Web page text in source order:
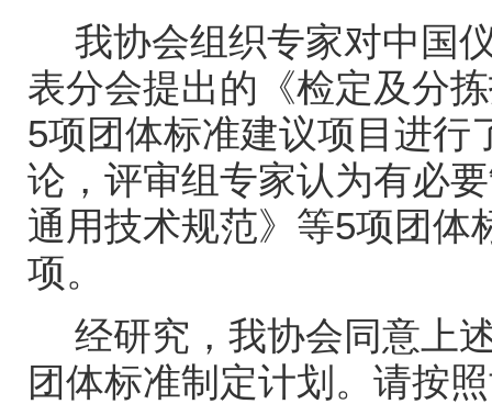
我协会组织专家对中国
表分会提出的《检定及分
5项团体标准建议项目进行
论，评审组专家认为有必
通用技术规范》等5项团体
项。
经研究，我协会同意上
团体标准制定计划。请按